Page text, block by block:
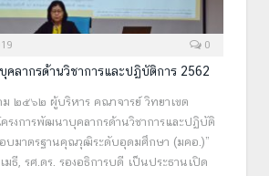
0
คลากรด้านวิชาการและปฏิบัติการ 2562
๒๕๖๒ ผู้บริหาร คณาจารย์ วิทยาเขต
ครงการพัฒนาบุคลากรด้านวิชาการและปฏิบัติ
อบมาตรฐานคุณวุฒิระดับอุดมศึกษา (มคอ.)”
ธี, รศ.ดร. รองอธิการบดี เป็นประธานเปิด